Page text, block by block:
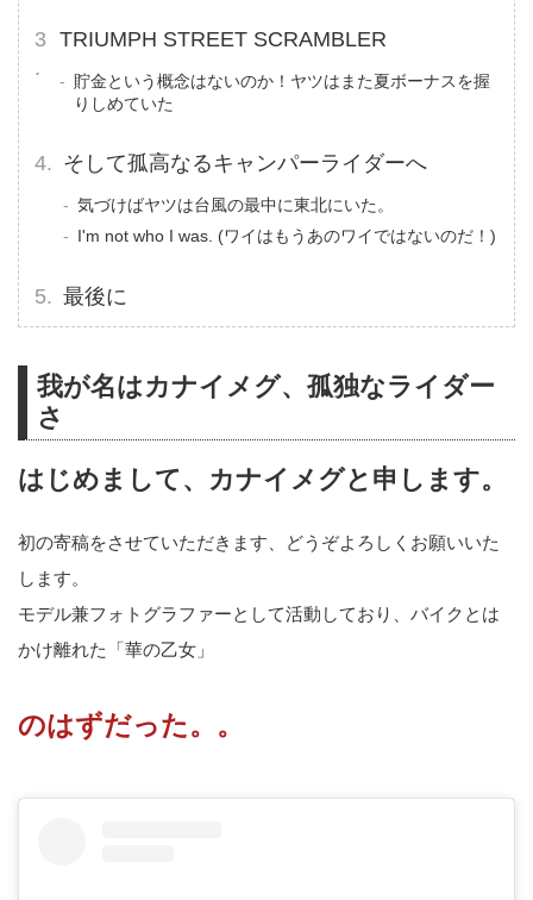
TRIUMPH STREET SCRAMBLER
貯金という概念はないのか！ヤツはまた夏ボーナスを握
りしめていた
そして孤高なるキャンパーライダーへ
気づけばヤツは台風の最中に東北にいた。
I'm not who I was. (ワイはもうあのワイではないのだ！)
最後に
我が名はカナイメグ、孤独なライダー
さ
はじめまして、カナイメグと申します。
初の寄稿をさせていただきます、どうぞよろしくお願いいた
します。
モデル兼フォトグラファーとして活動しており、バイクとは
かけ離れた「華の乙女」
のはずだった。。